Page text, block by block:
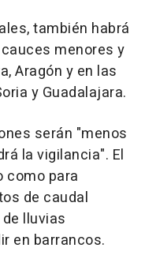
también habrá
menores y
Aragón y en las
y Guadalajara.
serán "menos
la vigilancia". El
como para
de caudal
lluvias
en barrancos.